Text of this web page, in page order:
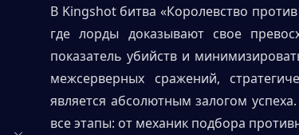
В Kingshot битва «Королевство
где лорды доказывают свое
показатель убийств и
межсерверных сражений,
является абсолютным залогом
все этапы: от механик подбора